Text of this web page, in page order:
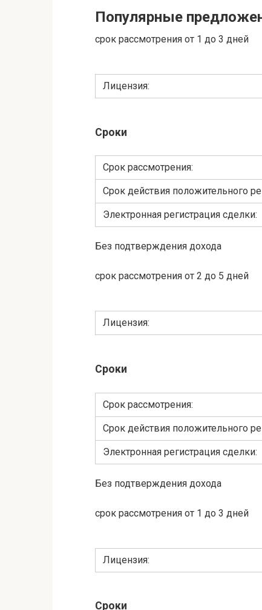
Популярные
срок рассмотрения от 1 до 3 дней
Лицензия:
Сроки
Cрок рассмотрения:
Срок действия положительного
Электронная регистрация сделки:
Без подтверждения дохода
срок рассмотрения от 2 до 5 дней
Лицензия:
Сроки
Cрок рассмотрения:
Срок действия положительного
Электронная регистрация сделки:
Без подтверждения дохода
срок рассмотрения от 1 до 3 дней
Лицензия:
Сроки